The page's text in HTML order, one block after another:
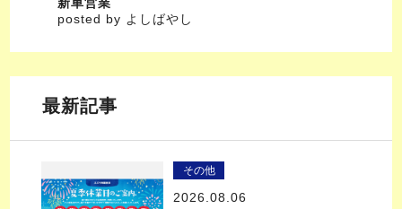
posted by よしばやし
最新記事
その他
2026.08.06